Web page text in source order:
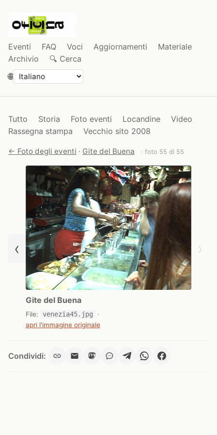
Eventi FAQ Voci Aggiornamenti
Materiale
Archivio
🔍 Cerca
🌐
Tutto Storia Foto eventi Locandine
Video
Rassegna stampa
Vecchio sito 2008
← Foto degli eventi · Gite del Buena · foto 55 di 55
‹
Gite del Buena
File: venezia45.jpg
·
apri l'immagine originale
›
Condividi: